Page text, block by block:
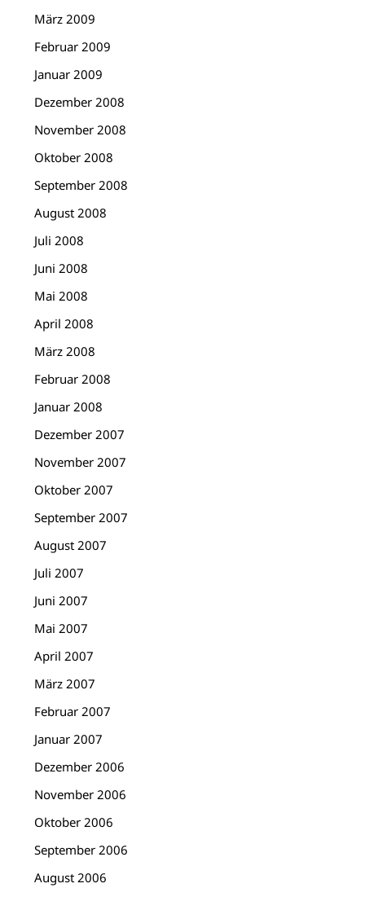
März 2009
Februar 2009
Januar 2009
Dezember 2008
November 2008
Oktober 2008
September 2008
August 2008
Juli 2008
Juni 2008
Mai 2008
April 2008
März 2008
Februar 2008
Januar 2008
Dezember 2007
November 2007
Oktober 2007
September 2007
August 2007
Juli 2007
Juni 2007
Mai 2007
April 2007
März 2007
Februar 2007
Januar 2007
Dezember 2006
November 2006
Oktober 2006
September 2006
August 2006